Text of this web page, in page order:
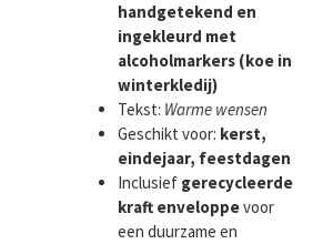
handgetekend en
ingekleurd met
alcoholmarkers (koe in
winterkledij)
Tekst: Warme wensen
Geschikt voor: kerst,
eindejaar, feestdagen
Inclusief gerecycleerde
kraft enveloppevoor
een duurzame en